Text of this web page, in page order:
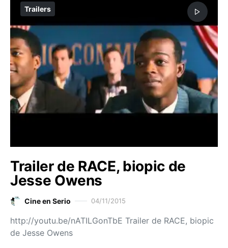
Trailers
Trailer de RACE, biopic de
Jesse Owens
Cine en Serio 04/11/2015
http://youtu.be/nATILGonTbE Trailer de RACE, biopic
de Jesse Owens